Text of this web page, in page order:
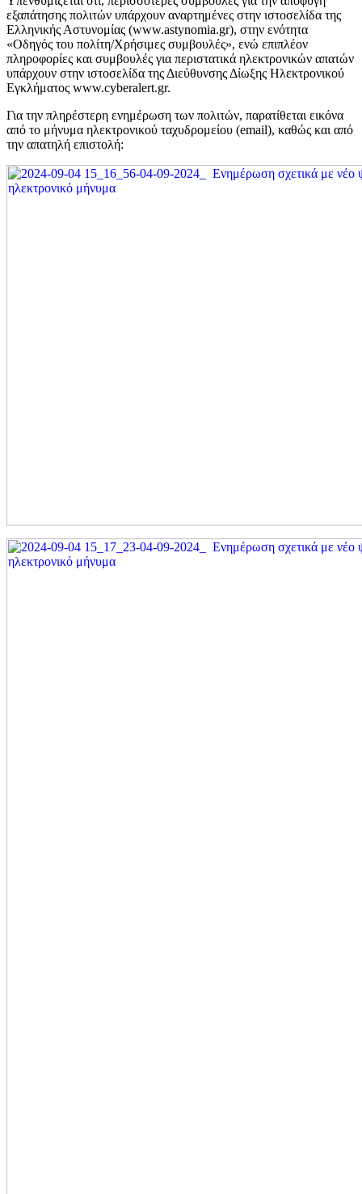
εξαπάτησης πολιτών υπάρχουν αναρτημένες στην ιστοσελίδα της
Ελληνικής Αστυνομίας (www.astynomia.gr), στην ενότητα
«Οδηγός του πολίτη/Χρήσιμες συμβουλές», ενώ επιπλέον
πληροφορίες και συμβουλές για περιστατικά ηλεκτρονικών απατών
υπάρχουν στην ιστοσελίδα της Διεύθυνσης Δίωξης Ηλεκτρονικού
Εγκλήματος www.cyberalert.gr.
Για την πληρέστερη ενημέρωση των πολιτών, παρατίθεται εικόνα
από το μήνυμα ηλεκτρονικού ταχυδρομείου (email), καθώς και από
την απατηλή επιστολή: